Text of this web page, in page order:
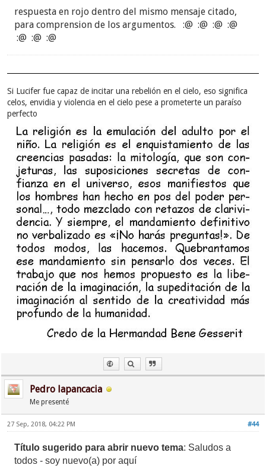
En tu mensaje expones que se elegían a los
discursantes por nepotismo o simonía, y también
comentas que te desprendistes de propiedades
propiedades para ponerlas a nombre de la
organización, sí para usarlas, pero cuando hicieron
pregunta a todo esto es ¿que hubo en realidad
detrás de tu generosidad???? Según tus palabras la
simonía es habitual donde vives.
Mi madre fue una digna representante de esos
eventos. viuda, con dinero de los seguros de vida
de mi padre, se volvio tan poderosa que invitada
era a discursar en la "dedicacion de salones",y
siendo mujer es una situacion inmensamente rara.
pero la alegria no fue eterna. el dinero se fue
acabando, y las grandes donaciones mermaron
hasta verse empequeñecidas, y lo mismo paso con
el poder de mi madre... de permitirsele desplantes,
paso a ser reprendida constantemente, de cosas
que antes se le permitian.
nosotros mismos. A veces escribimos para criticar a
los demás, pero no aceptamos que a veces
deseamos "puestos" de responsabilidad y ser
vistos. Conozco ancianos muy validos para
aceptan. A un amigo mio se lo decía y respondía
que discursar en una asamblea. Si todos fueran así,
sería todo muy distinto.
respuesta en rojo dentro del mismo mensaje citado,
para comprension de los argumentos. :@ :@ :@ :@
:@ :@ :@
Si Lucifer fue capaz de incitar una rebelión en el cielo, eso significa
celos, envidia y violencia en el cielo pese a prometerte un paraíso
perfecto
Pedro lapancacia
Me presenté
#44
27 Sep, 2018, 04:22 PM
Título sugerido para abrir nuevo tema: Saludos a
todos- soy nuevo(a) por aquí